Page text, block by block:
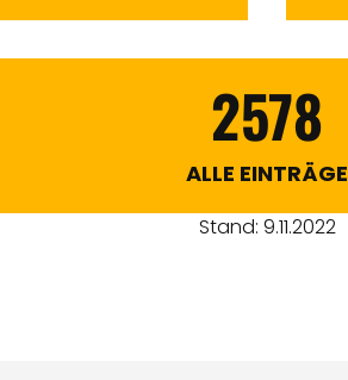
2578
ALLE EINTRÄGE
Stand: 9.11.2022